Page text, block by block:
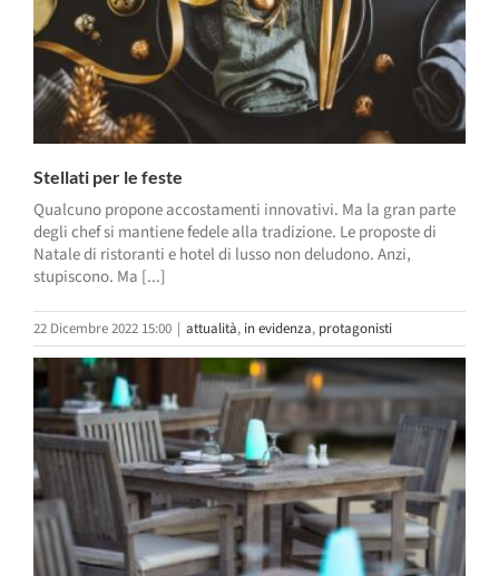
Stellati per le feste
Qualcuno propone accostamenti innovativi. Ma la gran parte
degli chef si mantiene fedele alla tradizione. Le proposte di
Natale di ristoranti e hotel di lusso non deludono. Anzi,
stupiscono. Ma [...]
22 Dicembre 2022 15:00 | attualità, in evidenza, protagonisti